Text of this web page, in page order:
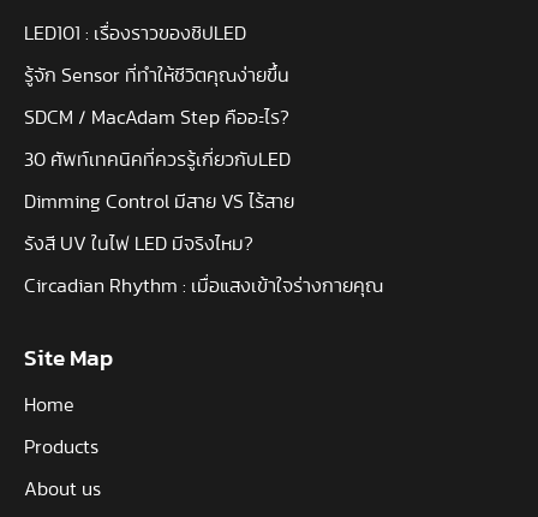
LED101 : เรื่องราวของชิปLED
รู้จัก Sensor ที่ทำให้ชีวิตคุณง่ายขึ้น
SDCM / MacAdam Step คืออะไร?
30 ศัพท์เทคนิคที่ควรรู้เกี่ยวกับLED
Dimming Control มีสาย VS ไร้สาย
รังสี UV ในไฟ LED มีจริงไหม?
Circadian Rhythm : เมื่อแสงเข้าใจร่างกายคุณ
Site Map
Home
Products
About us